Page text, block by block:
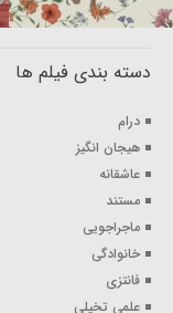
دسته بندی فیلم ها
درام
هیجان انگیز
عاشقانه
مستند
ماجراجویی
خانوادگی
فانتزی
علمی تخیلی